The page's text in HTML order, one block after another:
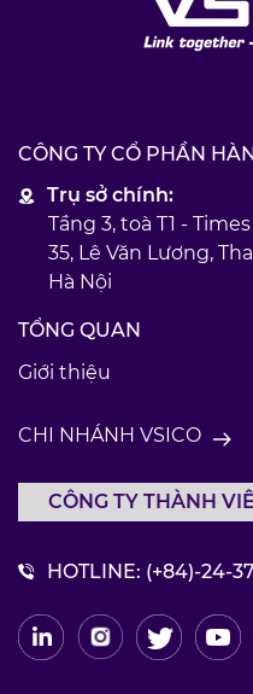
CÔNG TY CỔ PHẦN
Trụ sở chính:
Tầng 3, toà T1 -
35, Lê Văn Lương,
Hà Nội
TỔNG QUAN
Giới thiệu
CHI NHÁNH VSICO
CÔNG TY THÀNH
HOTLINE: (+84)-24-